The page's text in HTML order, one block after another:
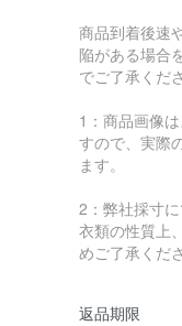
商品到着後速
陥がある場合
でご了承くだ
1：商品画像
すので、実際
ます。
2：弊社採寸に
衣類の性質上
めご了承くだ
返品期限